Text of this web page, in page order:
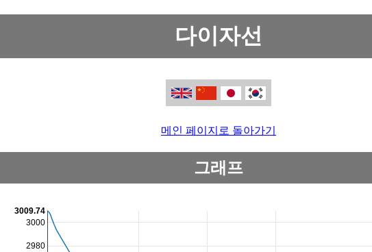
다이자선
메인 페이지로 돌아가기
그래프
2980
3000
3009.74